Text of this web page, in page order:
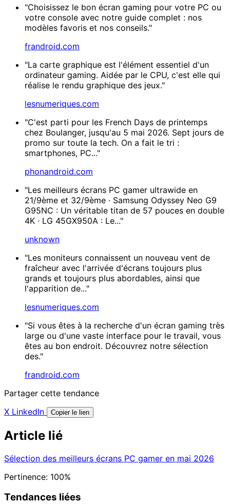
"Choisissez le bon écran gaming pour votre PC ou
votre console avec notre guide complet : nos
modèles favoris et nos conseils."
frandroid.com
"La carte graphique est l'élément essentiel d'un
ordinateur gaming. Aidée par le CPU, c'est elle qui
réalise le rendu graphique des jeux."
lesnumeriques.com
"C'est parti pour les French Days de printemps
chez Boulanger, jusqu'au 5 mai 2026. Sept jours de
promo sur toute la tech. On a fait le tri :
smartphones, PC..."
phonandroid.com
"Les meilleurs écrans PC gamer ultrawide en
21/9ème et 32/9ème · Samsung Odyssey Neo G9
G95NC : Un véritable titan de 57 pouces en double
4K · LG 45GX950A : Le..."
unknown
"Les moniteurs connaissent un nouveau vent de
fraîcheur avec l'arrivée d'écrans toujours plus
grands et toujours plus abordables, ainsi que
l'apparition de..."
lesnumeriques.com
"Si vous êtes à la recherche d'un écran gaming très
large ou d'une vaste interface pour le travail, vous
êtes au bon endroit. Découvrez notre sélection
des."
frandroid.com
Partager cette tendance
X LinkedIn Copier le lien
Article lié
Sélection des meilleurs écrans PC gamer en mai 2026
Pertinence: 100%
Tendances liées